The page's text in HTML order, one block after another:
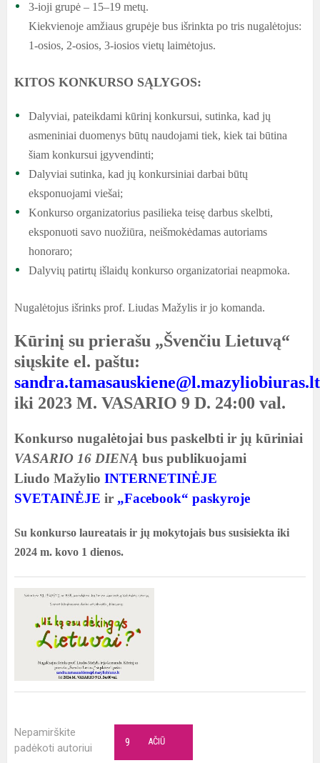
3-ioji grupė – 15–19 metų.
Kiekvienoje amžiaus grupėje bus išrinkta po tris nugalėtojus:
1-osios, 2-osios, 3-iosios vietų laimėtojus.
KITOS KONKURSO SĄLYGOS:
Dalyviai, pateikdami kūrinį konkursui, sutinka, kad jų
asmeniniai duomenys būtų naudojami tiek, kiek tai būtina
šiam konkursui įgyvendinti;
Dalyviai sutinka, kad jų konkursiniai darbai būtų
eksponuojami viešai;
Konkurso organizatorius pasilieka teisę darbus skelbti,
eksponuoti savo nuožiūra, neišmokėdamas autoriams
honoraro;
Dalyvių patirtų išlaidų konkurso organizatoriai neapmoka.
Nugalėtojus išrinks prof. Liudas Mažylis ir jo komanda.
Kūrinį su prierašu „Švenčiu Lietuvą“
siųskite el. paštu:
sandra.tamasauskiene@l.mazyliobiuras.lt
iki 2023 M. VASARIO 9 D. 24:00 val.
Konkurso nugalėtojai bus paskelbti ir jų kūriniai
VASARIO 16 DIENĄ bus publikuojami
Liudo Mažylio INTERNETINĖJE
SVETAINĖJE ir „Facebook“ paskyroje
Su konkurso laureatais ir jų mokytojais bus susisiekta iki
2024 m. kovo 1 dienos.
Nepamirškite
padėkoti autoriui
AČIŪ
9